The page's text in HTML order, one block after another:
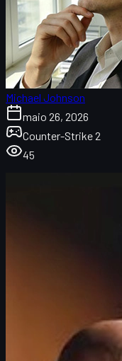
Michael Johnson
maio 26, 2026
Counter-Strike 2
45
Dicas para
Perguntas
agentes de CS2
voice lines únicas e